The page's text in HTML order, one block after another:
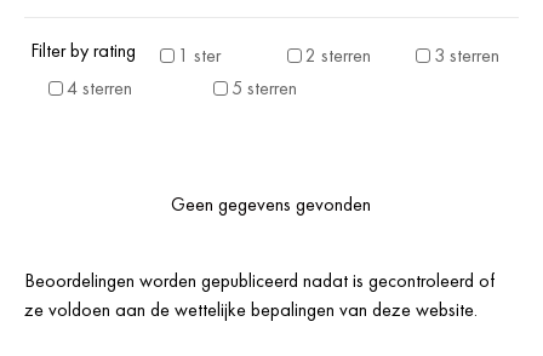
Filter by rating 1 ster 2 sterren
3 sterren
4 sterren
5 sterren
Geen gegevens gevonden
Beoordelingen worden gepubliceerd nadat is gecontroleerd of
ze voldoen aan de wettelijke bepalingen van deze website.